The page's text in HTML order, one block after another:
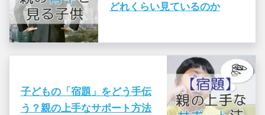
どれくらい見ているのか
子どもの「宿題」をどう手伝
う？親の上手なサポート方法